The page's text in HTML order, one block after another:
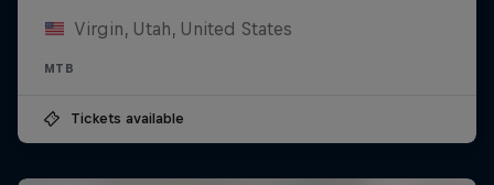
Virgin, Utah, United States
MTB
Tickets available